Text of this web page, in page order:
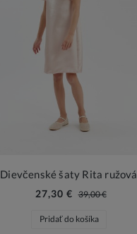
Dievčenské šaty Rita ružová
27,30 € 39,00 €
Pridať do košíka